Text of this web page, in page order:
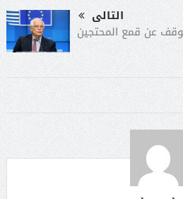
التالى
عن قمع المحتجين